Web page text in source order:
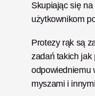
Skupiając się
użytkownikom
Protezy rąk są
zadań takich jak
odpowiedniemu
myszami i